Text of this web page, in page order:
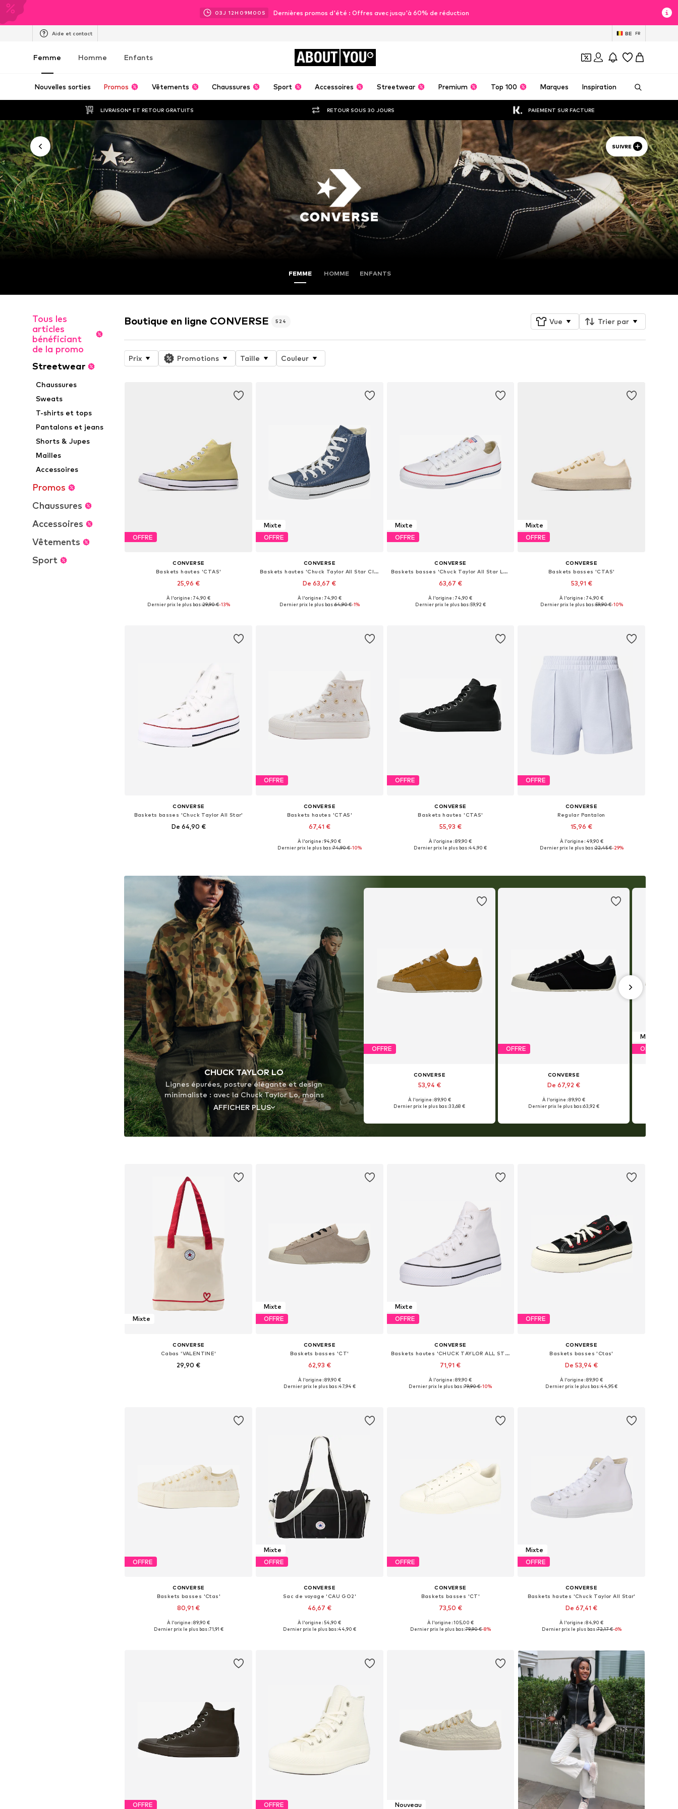
03J 12H 08M 58 S Dernières promos d'été : Offres avec jusqu'à 60% de réduction
Aide et contact BE FR
Femme Homme Enfants ABOUT YOU
Nouvelles sorties Promos Vêtements Chaussures Sport Accessoires Streetwear Premium Top 100 Marques Inspiration
LIVRAISON* ET RETOUR GRATUITS RETOUR SOUS 30 JOURS PAIEMENT SUR FACTURE
SUIVRE
FEMME HOMME ENFANTS
Tous les
articles
bénéficiant
de la promo
Streetwear
Chaussures
Sweats
T-shirts et tops
Pantalons et jeans
Shorts & Jupes
Mailles
Accessoires
Promos
Chaussures
Accessoires
Vêtements
Sport
Boutique en ligne CONVERSE 524 Vue Trier par
Prix Promotions Taille Couleur
OFFRE
CONVERSE
Baskets hautes 'CTAS'
25,96 €
Disponible en plusieurs tailles
À l'origine : 74,90 €
Dernier prix le plus bas :29,90 €-13%
Mixte
OFFRE
CONVERSE
Baskets hautes 'Chuck Taylor All Star Classic'
De 63,67 €
+4
Disponible en plusieurs tailles
À l'origine : 74,90 €
Dernier prix le plus bas :64,90 €-1%
Mixte
OFFRE
CONVERSE
Baskets basses 'Chuck Taylor All Star Leather'
63,67 €
Disponible en plusieurs tailles
À l'origine : 74,90 €
Dernier prix le plus bas :59,92 €
Mixte
OFFRE
CONVERSE
Baskets basses 'CTAS'
53,91 €
Disponible en plusieurs tailles
À l'origine : 74,90 €
Dernier prix le plus bas :59,90 €-10%
CONVERSE
Baskets basses 'Chuck Taylor All Star'
De 64,90 €
OFFRE
CONVERSE
Baskets hautes 'CTAS'
67,41 €
Disponible en plusieurs tailles
À l'origine : 94,90 €
Dernier prix le plus bas :74,90 €-10%
OFFRE
CONVERSE
Baskets hautes 'CTAS'
55,93 €
Disponible en plusieurs tailles
À l'origine : 89,90 €
Dernier prix le plus bas :44,90 €
OFFRE
CONVERSE
Regular Pantalon
15,96 €
Tailles disponibles: 34, 38, 40, 42
À l'origine : 49,90 €
Dernier prix le plus bas :22,45 €-29%
CHUCK TAYLOR LO
Lignes épurées, posture élégante et design
minimaliste : avec la Chuck Taylor Lo, moins
c'est mieux. Conçu pour ceux qui apprécient le
pouvoir tranquille de la simplicité, le nouveau
Chuck Taylor Lo offre un style discret et
universel alimenté par l'héritage et l'innovation
AFFICHER PLUS
OFFRE
CONVERSE
53,94 €
À l'origine : 89,90 €
Dernier prix le plus bas :33,68 €
OFFRE
CONVERSE
De 67,92 €
À l'origine : 89,90 €
Dernier prix le plus bas :63,92 €
Mixte
OFFRE
Mixte
CONVERSE
Cabas 'VALENTINE'
29,90 €
Mixte
OFFRE
CONVERSE
Baskets basses 'CT'
62,93 €
Disponible en plusieurs tailles
À l'origine : 89,90 €
Dernier prix le plus bas :47,94 €
Mixte
OFFRE
CONVERSE
Baskets hautes 'CHUCK TAYLOR ALL STAR LIFT'
71,91 €
Disponible en plusieurs tailles
À l'origine : 89,90 €
Dernier prix le plus bas :79,90 €-10%
OFFRE
CONVERSE
Baskets basses 'Ctas'
De 53,94 €
Disponible en plusieurs tailles
À l'origine : 89,90 €
Dernier prix le plus bas :44,95 €
OFFRE
CONVERSE
Baskets basses 'Ctas'
80,91 €
Disponible en plusieurs tailles
À l'origine : 89,90 €
Dernier prix le plus bas :71,91 €
Mixte
OFFRE
CONVERSE
Sac de voyage 'CAU GO2'
46,67 €
Tailles disponibles: One Size
À l'origine : 54,90 €
Dernier prix le plus bas :44,90 €
OFFRE
CONVERSE
Baskets basses 'CT'
73,50 €
Disponible en plusieurs tailles
À l'origine : 105,00 €
Dernier prix le plus bas :79,90 €-8%
Mixte
OFFRE
CONVERSE
Baskets hautes 'Chuck Taylor All Star'
De 67,41 €
Disponible en plusieurs tailles
À l'origine : 84,90 €
Dernier prix le plus bas :72,17 €-6%
OFFRE OFFRE Nouveau